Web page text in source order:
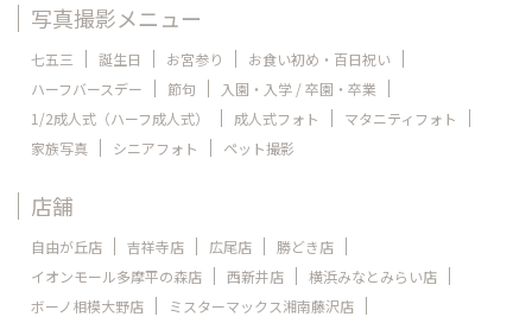
写真撮影メニュー
七五三 誕生日 お宮参り
お食い初め・百日祝い
ハーフバースデー
節句
入園・入学 / 卒園・卒業
1/2成人式（ハーフ成人式）
成人式フォト
マタニティフォト
家族写真
シニアフォト ペット撮影
店舗
自由が丘店 吉祥寺店 広尾店
勝どき店
イオンモール多摩平の森店
西新井店
横浜みなとみらい店
ボーノ相模大野店
ミスターマックス湘南藤沢店